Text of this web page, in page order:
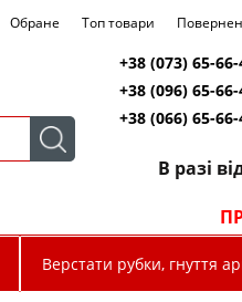
Обране Топ товари
+38 (073) 65-
+38 (096) 65-
+38 (066) 65-
В разі
Верстати рубки, гнуття